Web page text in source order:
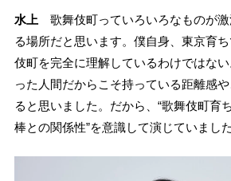
水上 歌舞伎町っていろいろなものが
る場所だと思います。僕自身、東京育
伎町を完全に理解しているわけではな
った人間だからこそ持っている距離感
ると思いました。だから、“歌舞伎町育
棒との関係性”を意識して演じていました